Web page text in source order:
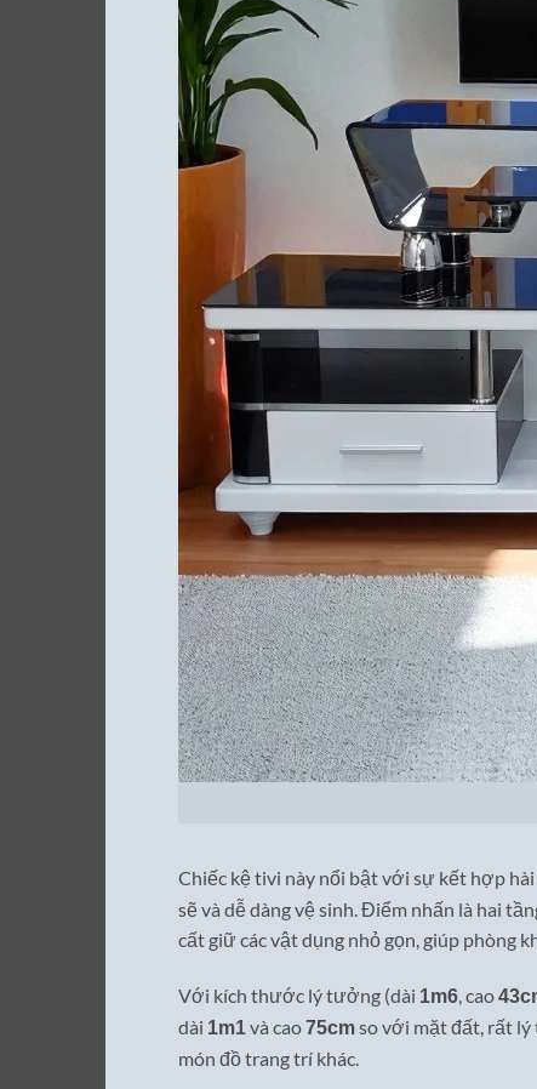
Chiếc kệ tivi này nổi bật với sự kết hợp
sẽ và dễ dàng vệ sinh. Điểm nhấn là hai
cất giữ các vật dụng nhỏ gọn, giúp phòng
Với kích thước lý tưởng (dài 1m6, cao
dài 1m1và cao75cmso với mặt đất, rất
món đồ trang trí khác.